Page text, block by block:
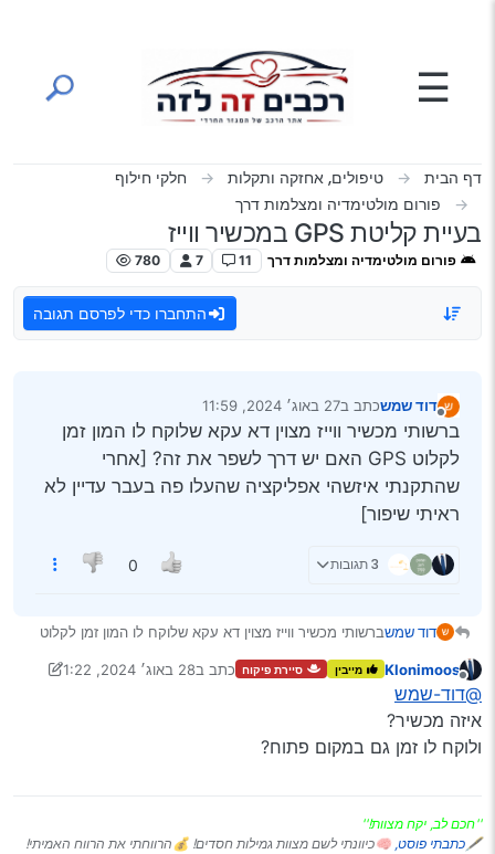
☰
דף הבית טיפולים, אחזקה ותקלות
חלקי חילוף
פורום מולטימדיה ומצלמות דרך
בעיית קליטת GPS במכשיר ווייז
פורום מולטימדיה ומצלמות דרך 11
7
780
התחברו כדי לפרסם תגובה
דוד שמשכתב ב27 באוג׳ 2024, 11:59
נערך לאחרונה על ידי
ברשותי מכשיר ווייז מצוין דא עקא שלוקח לו המון זמן
לקלוט GPS האם יש דרך לשפר את זה? [אחרי
שהתקנתי איזשהי אפליקציה שהעלו פה בעבר עדיין לא
ראיתי שיפור]
3 תגובות 0
דוד שמשברשותי מכשיר ווייז מצוין דא עקא שלוקח לו המון זמן לקלוט
אפליקציה שהעלו פה בעבר עדיין לא ראיתי שיפור]
מנותק
Klonimoos מייבין סיירת פיקוח כתב ב28 באוג׳ 2024, 1:22
נערך לאחרונה על ידי Klonimoos
@דוד-שמש
איזה מכשיר?
ולוקח לו זמן גם במקום פתוח?
''חכם לב, יקח מצוות!''
🖋כתבתי פוסט, 🧠כיוונתי לשם מצוות גמילות חסדים! 💰הרווחתי את הרווח האמיתי!